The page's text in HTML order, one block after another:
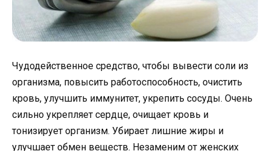
Чудодейственное средство, чтобы вывести соли из
организма, повысить работоспособность, очистить
кровь, улучшить иммунитет, укрепить сосуды. Очень
сильно укрепляет сердце, очищает кровь и
тонизирует организм. Убирает лишние жиры и
улучшает обмен веществ. Незаменим от женских